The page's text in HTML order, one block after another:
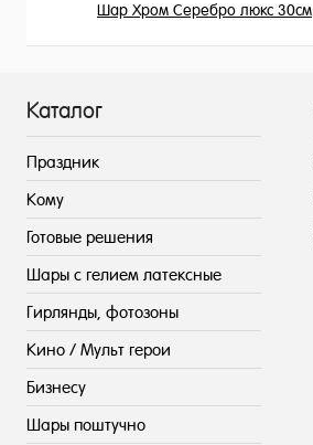
Шар Хром Серебро люкс 30см
Каталог
Праздник
Кому
Готовые решения
Шары с гелием латексные
Гирлянды, фотозоны
Кино / Мульт герои
Бизнесу
Шары поштучно